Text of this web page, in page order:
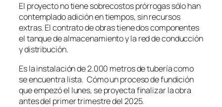
El proyecto no tiene sobrecostos prórrogas sólo han
contemplado adición en tiempos, sin recursos
extras. El contrato de obras tiene dos componentes
el tanque de almacenamiento y la red de conducción
y distribución.
Es la instalación de 2.000 metros de tubería como
se encuentra lista. Cómo un proceso de fundición
que empezó el lunes, se proyecta finalizar la obra
antes del primer trimestre del 2025.